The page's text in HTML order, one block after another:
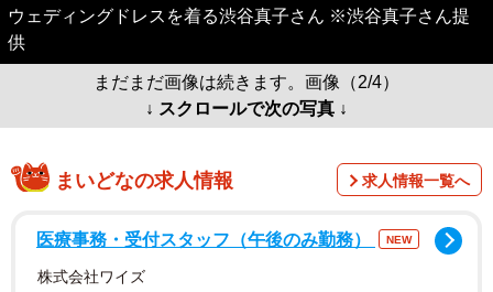
ウェディングドレスを着る渋谷真子さん ※渋谷真子さん提
供
まだまだ画像は続きます。画像（2/4）
↓ スクロールで次の写真 ↓
まいどなの求人情報 求人情報一覧へ
医療事務・受付スタッフ（午後のみ勤務） NEW
株式会社ワイズ